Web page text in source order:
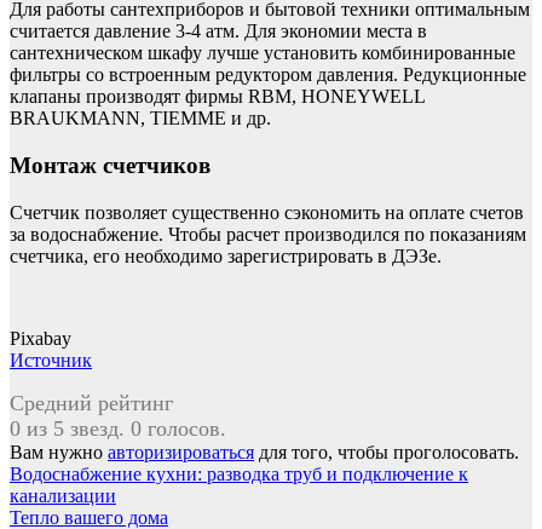
Для работы сантехприборов и бытовой техники оптимальным
считается давление 3-4 атм. Для экономии места в
сантехническом шкафу лучше установить комбинированные
фильтры со встроенным редуктором давления. Редукционные
клапаны производят фирмы RBM, HONEYWELL
BRAUKMANN, TIEMME и др.
Монтаж счетчиков
Счетчик позволяет существенно сэкономить на оплате счетов
за водоснабжение. Чтобы расчет производился по показаниям
счетчика, его необходимо зарегистрировать в ДЭЗе.
Pixabay
Источник
Средний рейтинг
0 из 5 звезд. 0 голосов.
Вам нужно авторизироваться для того, чтобы проголосовать.
Навигация
по
Водоснабжение кухни: разводка труб и подключение к
канализации
Тепло вашего дома